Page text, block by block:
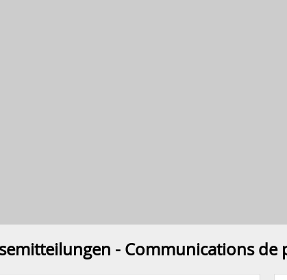
- Communications de